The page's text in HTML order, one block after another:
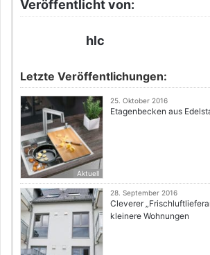
Veröffentlicht von:
hlc
Letzte Veröffentlichungen:
Aktuell
25. Oktober 2016
Etagenbecken aus
28. September 2016
Cleverer
kleinere Wohnungen